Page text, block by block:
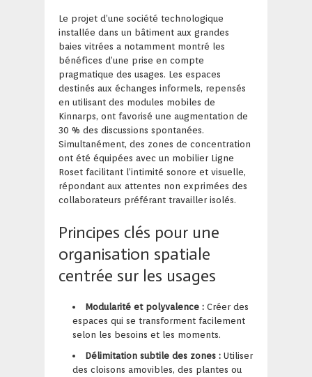
Le projet d’une société technologique
installée dans un bâtiment aux grandes
baies vitrées a notamment montré les
bénéfices d’une prise en compte
pragmatique des usages. Les espaces
destinés aux échanges informels, repensés
en utilisant des modules mobiles de
Kinnarps, ont favorisé une augmentation de
30 % des discussions spontanées.
Simultanément, des zones de concentration
ont été équipées avec un mobilier Ligne
Roset facilitant l’intimité sonore et visuelle,
répondant aux attentes non exprimées des
collaborateurs préférant travailler isolés.
Principes clés pour une
organisation spatiale
centrée sur les usages
Modularité et polyvalence : Créer des
espaces qui se transforment facilement
selon les besoins et les moments.
Délimitation subtile des zones : Utiliser
des cloisons amovibles, des plantes ou